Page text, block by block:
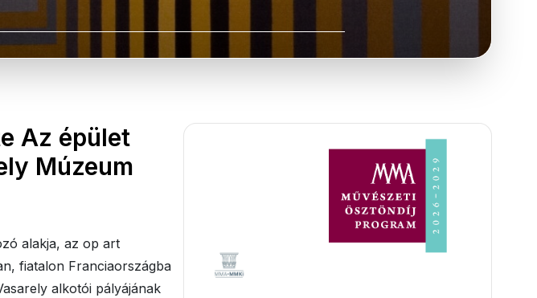
Az épület
Múzeum
alakja, az op art
fiatalon Franciaországba
alkotói pályájának